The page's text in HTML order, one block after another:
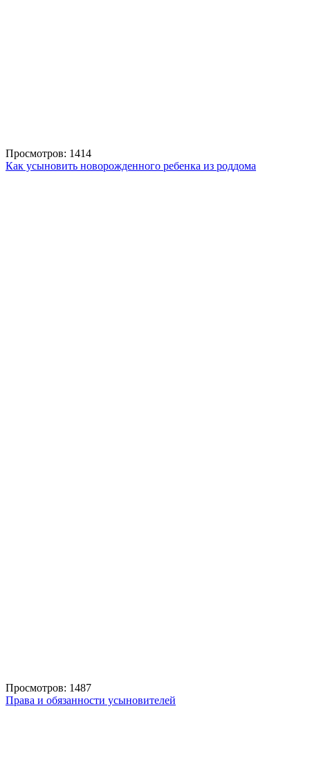
Просмотров: 1414
Как усыновить новорожденного ребенка из роддома
Просмотров: 1487
Права и обязанности усыновителей